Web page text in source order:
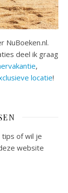
NuBoeken.nl.
deel ik graag
,
locatie!
tips of wil je
website